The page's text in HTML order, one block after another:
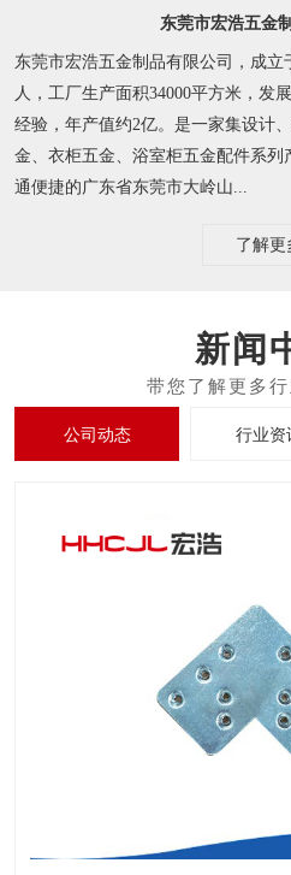
东莞市宏浩五金
东莞市宏浩五金制品有限公司，成立
人，工厂生产面积34000平方米，发
经验，年产值约2亿。是一家集设计
金、衣柜五金、浴室柜五金配件系
通便捷的广东省东莞市大岭山...
了解更
新闻
公司动态 行业资